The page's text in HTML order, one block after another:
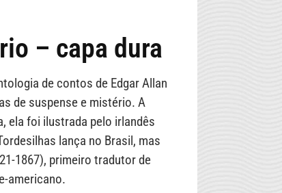
– capa dura
de contos de Edgar Allan
de suspense e mistério. A
ela foi ilustrada pelo irlandês
lança no Brasil, mas
1867), primeiro tradutor de
americano.